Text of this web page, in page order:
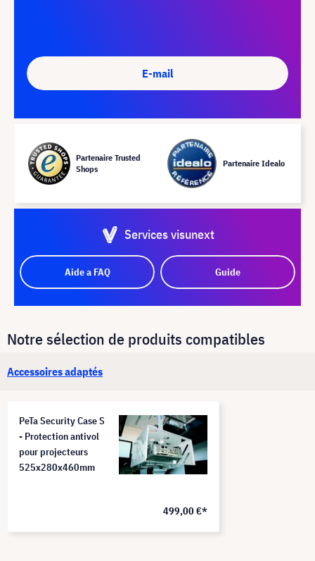
E-mail
Partenaire Trusted
Shops
Partenaire Idealo
Services visunext
Aide a FAQ Guide
Notre sélection de produits compatibles
Accessoires adaptés
PeTa Security Case S
- Protection antivol
pour projecteurs
525x280x460mm
499,00 €*